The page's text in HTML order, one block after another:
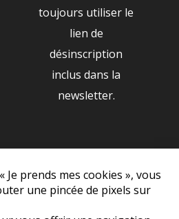
Je prends mes cookies », vous
une pincée de pixels sur
toujours utiliser le
lien de
désinscription
inclus dans la
newsletter.
|